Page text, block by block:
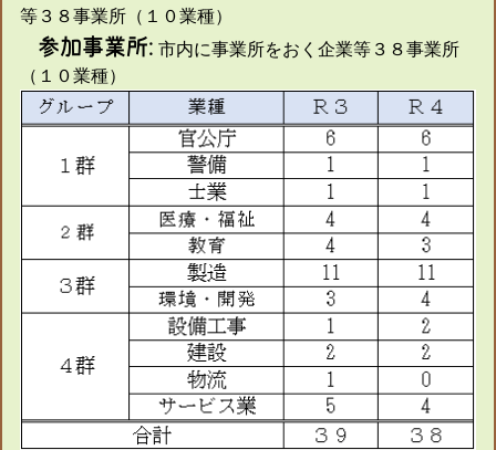
履歴書ジェネレーター
等３８事業所（１０業種）
参加事業所: 市内に事業所をおく企業等３８事業所
（１０業種）